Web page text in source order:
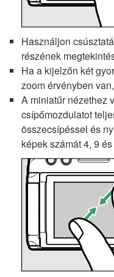
Használjon
részének
Ha a kijelzőn két
zoom érvényben
A miniatűr nézethez
csípőmozdulatot
összecsípéssel és
képek számát 4, 9